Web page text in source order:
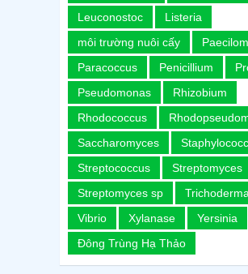
Leuconostoc
Listeria
môi trường nuôi cấy
Paracoccus
Penicillium
Pseudomonas
Rhizobium
Rhodococcus
Saccharomyces
Streptococcus
Streptomyces
Streptomyces sp
Trichoderma
Vibrio
Xylanase
Yersinia
Đông Trùng Hạ Thảo